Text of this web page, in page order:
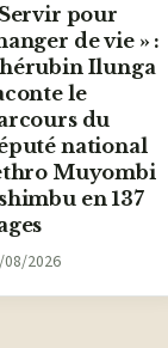
pour
de vie » :
Ilunga
le
du
national
Muyombi
en 137
2026